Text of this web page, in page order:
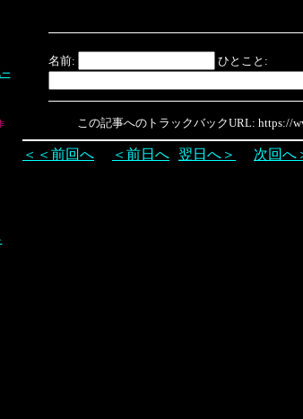
名前: ひとこと:
この記事へのトラックバックURL: https://
＜＜前回へ ＜前日へ 翌日へ＞ 次回へ